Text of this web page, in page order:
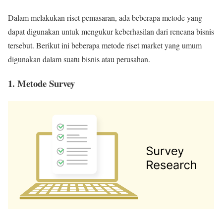
Dalam melakukan riset pemasaran, ada beberapa metode yang
dapat digunakan untuk mengukur keberhasilan dari rencana bisnis
tersebut. Berikut ini beberapa metode riset market yang umum
digunakan dalam suatu bisnis atau perusahan.
1. Metode Survey